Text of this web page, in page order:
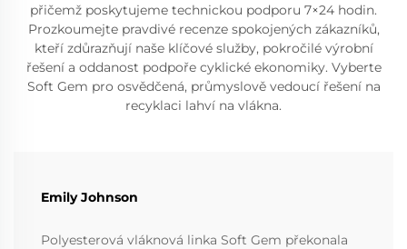
přičemž poskytujeme technickou podporu 7×24 hodin.
Prozkoumejte pravdivé recenze spokojených zákazníků,
kteří zdůrazňují naše klíčové služby, pokročilé výrobní
řešení a oddanost podpoře cyklické ekonomiky. Vyberte
Soft Gem pro osvědčená, průmyslově vedoucí řešení na
recyklaci lahví na vlákna.
Emily Johnson
Polyesterová vláknová linka Soft Gem překonala